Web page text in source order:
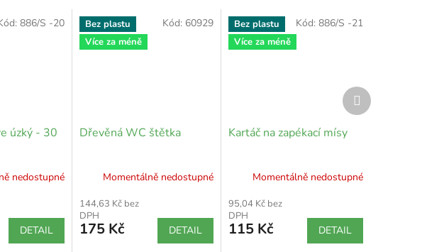
úzký - 30
nedostupné
DETAIL
886/S -20
Bez plastu
Více za méně
Dřevěná WC štětka
Momentálně nedostupné
144,63 Kč bez
DPH
175 Kč DETAIL
Kód: 60929
Bez plastu
Více za méně
Kartáč na zapékací mísy
Momentálně nedostupné
95,04 Kč bez
DPH
115 Kč DETAIL
Kód: 886/S -21
Další
produkt